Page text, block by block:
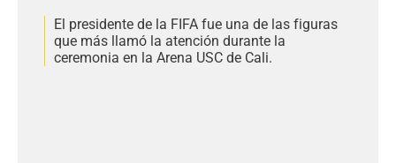
El presidente de la FIFA fue una de las figuras
que más llamó la atención durante la
ceremonia en la Arena USC de Cali.